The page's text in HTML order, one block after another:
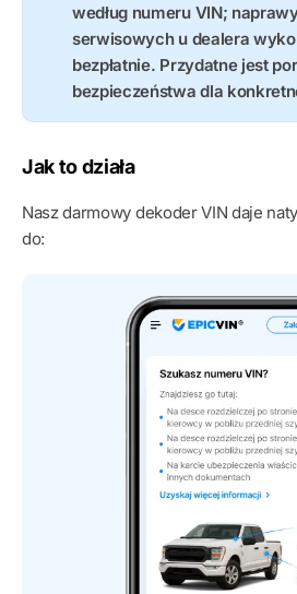
według numeru VIN;
serwisowych u dealera
bezpłatnie. Przydatne jest
bezpieczeństwa dla
Jak to działa
Nasz darmowy dekoder VIN daje
do: